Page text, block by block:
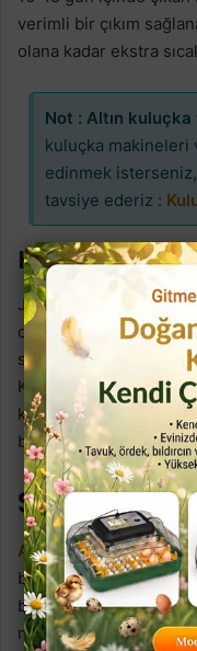
verimli bir çıkım
olana kadar ekstra
Not : Altın kuluçka
kuluçka makineleri
edinmek
tavsiye ederiz :
Hastalıklar
Japon bıldırcınları
olmayan ortamlarda
solunum yolu
Kafeslerin temizliği
koruyucu önlemler
bir veterinere
Sonuç
Altın kuluçka
bıldırcını özellikleri
bilgiler paylaştık.
maliyetli ve hızlı